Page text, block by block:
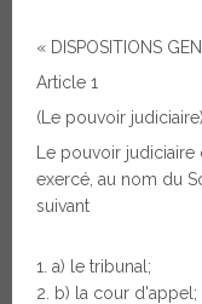
« DISPOSITIONS
Article 1
(Le pouvoir judiciaire)
Le pouvoir
exercé, au nom du
suivant
a) le tribunal;
b) la cour d'appel;